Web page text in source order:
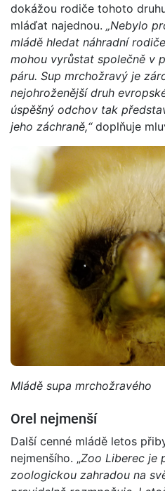
dokážou rodiče tohoto
mláďat najednou. „Nebylo
mládě hledat náhradní
mohou vyrůstat společně v
páru. Sup mrchožravý je
nejohroženější druh
úspěšný odchov tak
jeho záchraně,“doplňuje
Mládě supa mrchožravého
Orel nejmenší
Další cenné mládě letos
nejmenšího. „Zoo Liberec je
zoologickou zahradou na